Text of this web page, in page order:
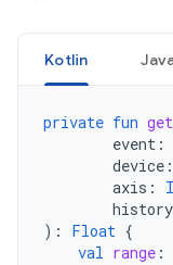
Kotlin
private fun
event :
device :
axis :
):
Float {
val range :